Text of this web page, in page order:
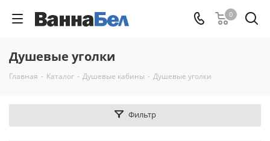
0
Душевые уголки
Главная - Каталог - Душевые кабины - Душевые уголки
Фильтр